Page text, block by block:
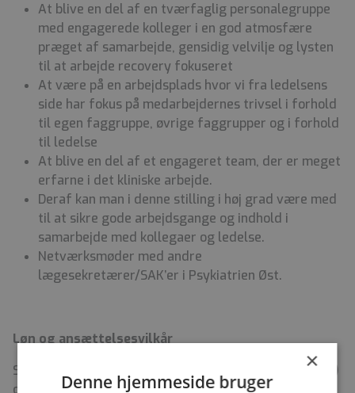
At blive en del af en tværfaglig personalegruppe
med engagerede kolleger i en god atmosfære
præget af samarbejde, gensidig velvilje og lysten
til at arbejde recovery fokuseret
At være på en arbejdsplads hvor vi fra ledelsens
side har fokus på medarbejdernes trivsel i forhold
til egen faggruppe, øvrige faggrupper og i forhold
til ledelse
At blive en del af et engageret team, der er meget
erfarne i det kliniske arbejde.
Deraf kan man i denne stilling i høj grad være med
til at sikre gode arbejdsgange og indhold i
samarbejde med kollegaer og ledelse.
Netværksmøder med andre
lægesekretærer/SAK’er i Psykiatrien Øst.
Løn og ansættelsesvilkår
Stillingen er på 30 timer pr. uge (eller nærmere aftale)
og ønskes besat fra 1. juni 2026 eller efter aftale.
×
Denne hjemmeside bruger